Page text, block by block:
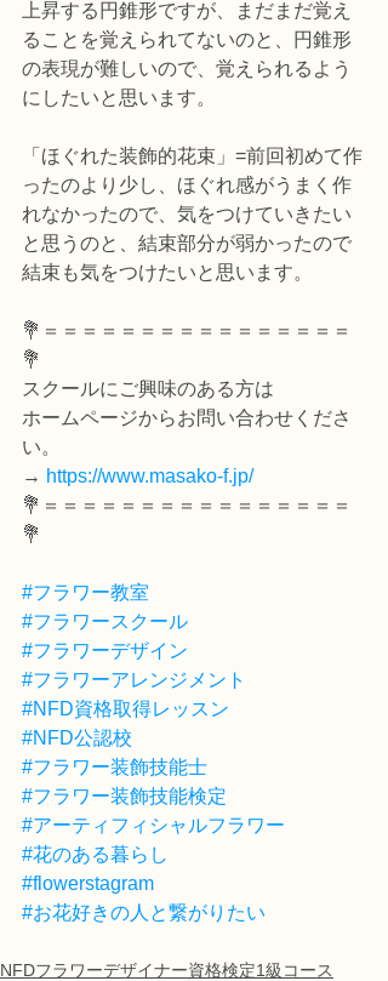
上昇する円錐形ですが、まだまだ覚え
ることを覚えられてないのと、円錐形
の表現が難しいので、覚えられるよう
にしたいと思います。
「ほぐれた装飾的花束」=前回初めて作
ったのより少し、ほぐれ感がうまく作
れなかったので、気をつけていきたい
と思うのと、結束部分が弱かったので
結束も気をつけたいと思います。
💐＝＝＝＝＝＝＝＝＝＝＝＝＝＝＝＝
💐
スクールにご興味のある方は
ホームページからお問い合わせくださ
い。
→ https://www.masako-f.jp/
💐＝＝＝＝＝＝＝＝＝＝＝＝＝＝＝＝
💐
#フラワー教室
#フラワースクール
#フラワーデザイン
#フラワーアレンジメント
#NFD資格取得レッスン
#NFD公認校
#フラワー装飾技能士
#フラワー装飾技能検定
#アーティフィシャルフラワー
#花のある暮らし
#flowerstagram
#お花好きの人と繋がりたい
NFDフラワーデザイナー資格検定1級コース